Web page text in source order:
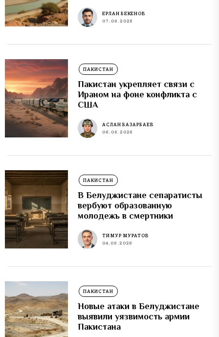
ЕРЛАН БЕКЕНОВ
07.08.2026
ПАКИСТАН
Пакистан укрепляет связи с
Ираном на фоне конфликта с
США
АСЛАН БАЗАРБАЕВ
06.08.2026
ПАКИСТАН
В Белуджистане сепаратисты
вербуют образованную
молодежь в смертники
ТИМУР МУРАТОВ
04.08.2026
ПАКИСТАН
Новые атаки в Белуджистане
выявили уязвимость армии
Пакистана